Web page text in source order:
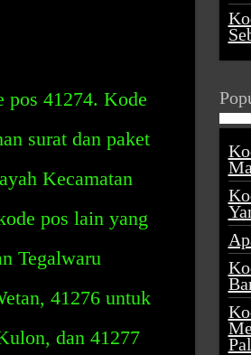
pos 41274. Kode
surat dan paket
Kecamatan
pos lain yang
Tegalwaru
41276 untuk
dan 41277